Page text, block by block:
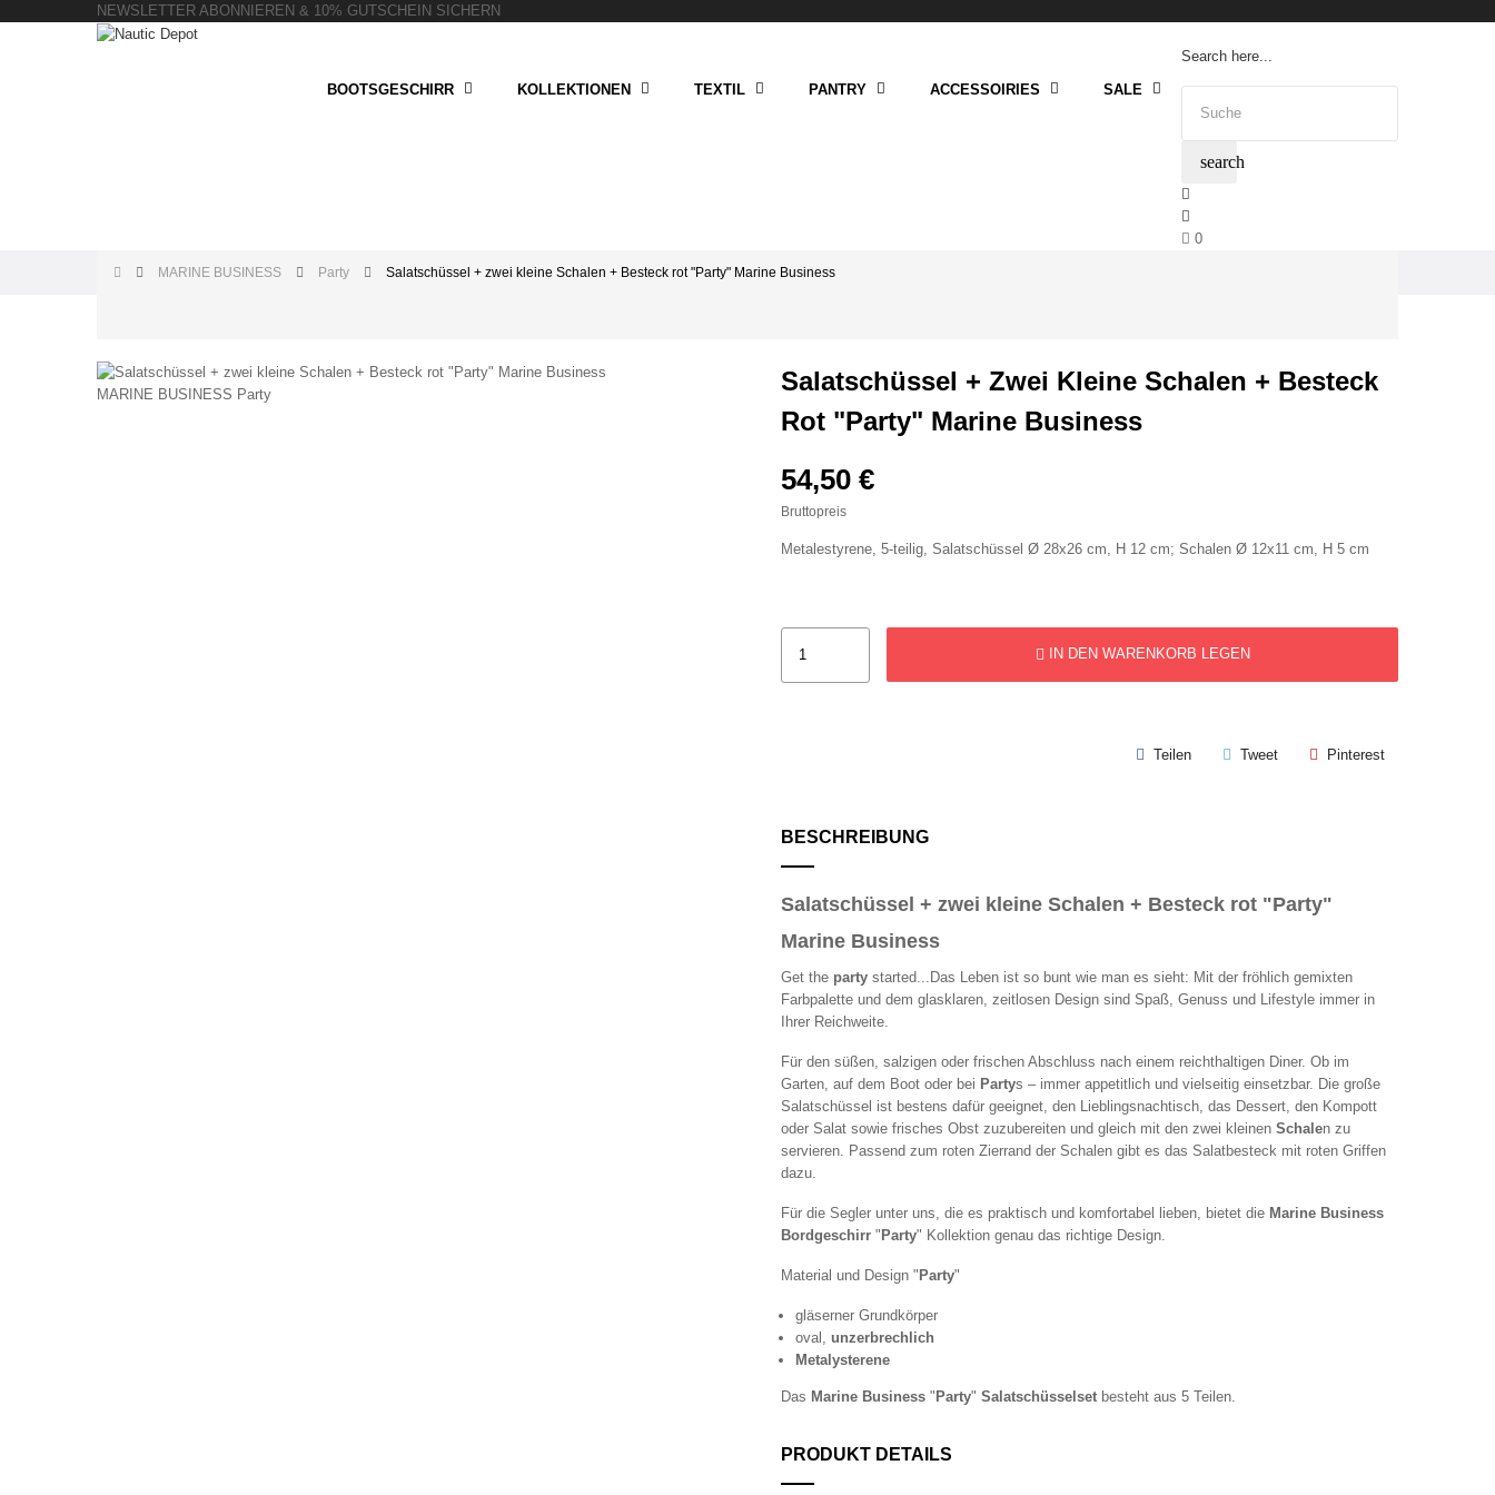
NEWSLETTER ABONNIEREN & 10% GUTSCHEIN SICHERN
BOOTSGESCHIRR KOLLEKTIONEN TEXTIL PANTRY ACCESSOIRIES SALE
Search here...
search
0
MARINE BUSINESS Party Salatschüssel + zwei kleine Schalen + Besteck rot "Party" Marine Business
Salatschüssel + Zwei Kleine Schalen + Besteck
Rot "Party" Marine Business
54,50 €
Bruttopreis
Metalestyrene, 5-teilig, Salatschüssel Ø 28x26 cm, H 12 cm; Schalen Ø 12x11 cm, H 5 cm
IN DEN WARENKORB LEGEN
Teilen Tweet Pinterest
BESCHREIBUNG
Salatschüssel + zwei kleine Schalen + Besteck rot "Party"
Marine Business
Get the party started...Das Leben ist so bunt wie man es sieht: Mit der fröhlich gemixten
Farbpalette und dem glasklaren, zeitlosen Design sind Spaß, Genuss und Lifestyle immer in
Ihrer Reichweite.
Für den süßen, salzigen oder frischen Abschluss nach einem reichthaltigen Diner. Ob im
Garten, auf dem Boot oder bei Partys – immer appetitlich und vielseitig einsetzbar. Die große
Salatschüssel ist bestens dafür geeignet, den Lieblingsnachtisch, das Dessert, den Kompott
oder Salat sowie frisches Obst zuzubereiten und gleich mit den zwei kleinen Schalen zu
servieren. Passend zum roten Zierrand der Schalen gibt es das Salatbesteck mit roten Griffen
dazu.
Für die Segler unter uns, die es praktisch und komfortabel lieben, bietet die Marine Business
Bordgeschirr "Party" Kollektion genau das richtige Design.
Material und Design "Party"
gläserner Grundkörper
oval, unzerbrechlich
Metalysterene
Das Marine Business "Party" Salatschüsselset besteht aus 5 Teilen.
PRODUKT DETAILS